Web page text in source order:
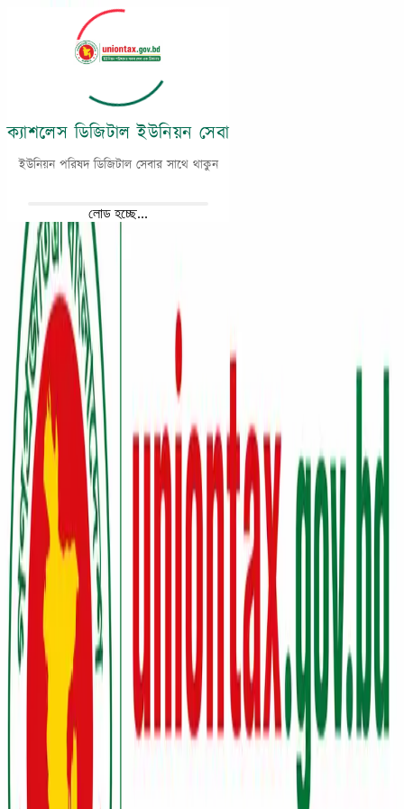
ক্যাশলেস ডিজিটাল ইউনিয়ন সেবা
ইউনিয়ন পরিষদ ডিজিটাল সেবার সাথে থাকুন
লোড হচ্ছে...
স্বাগতম ডিজিটাল ইউনিয়ন ট্যাক্স সিস্টেমে (v2)
হোম
ইউপি সেবা পরিচিতি
নাগরিক সেবা
গ্রাম আদালত
অন্যান্য
সনদ যাচাই
নোটিশ
ইজারা
সেবাসমূহ
পরিকল্পনা ও বাস্তবায়নে